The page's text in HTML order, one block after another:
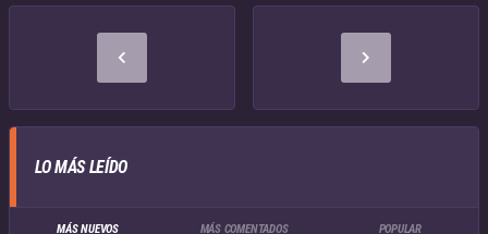
LO MÁS LEÍDO
MÁS NUEVOS MÁS COMENTADOS POPULAR